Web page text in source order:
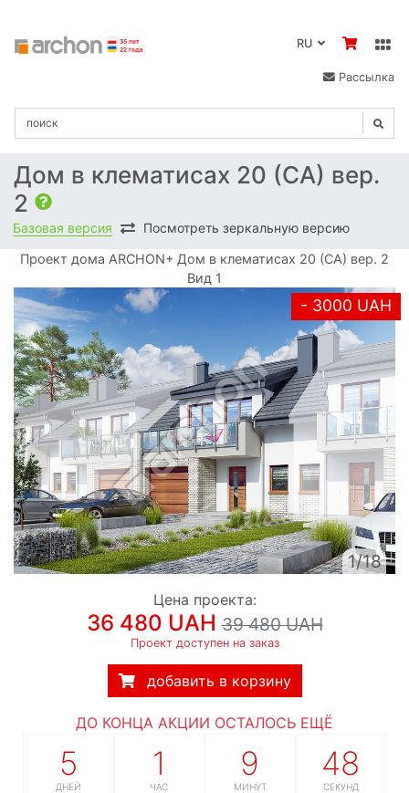
Рассылка
Дом в клематисах 20 (СА) вер.
2
Базовая версия Посмотреть зеркальную версию
Проект дома ARCHON+ Дом в клематисах 20 (СА) вер. 2
Вид 1
- 3000 UAH
1/18
Цена проекта:
36 480 UAH39 480 UAH
Проект доступен на заказ
добавить в корзину
ДО КОНЦА АКЦИИ ОСТАЛОСЬ ЕЩЁ
5
ДНЕЙ
1
ЧАС
9
МИНУТ
47
СЕКУНД